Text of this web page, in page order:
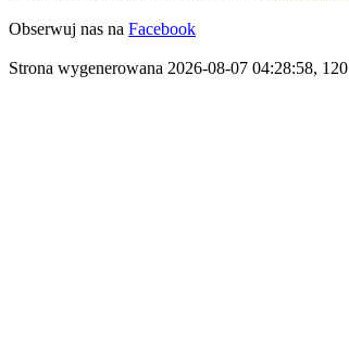
Obserwuj nas na Facebook
Strona wygenerowana 2026-08-07 04:28:58, 120